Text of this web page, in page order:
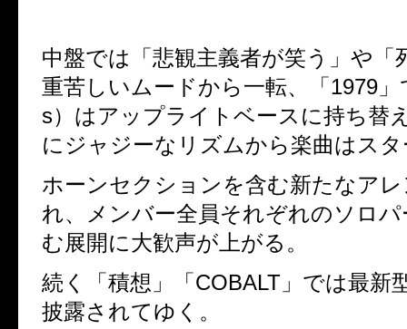
中盤では「悲観主義者が笑う」や「
重苦しいムードから一転、「 1979
s）はアップライトベースに持ち替
にジャジーなリズムから楽曲はス
ホーンセクションを含む新たなア
れ、メンバー全員それぞれのソロ
む展開に大歓声が上がる。
続く「積想」「 COBALT 」では最新
披露されてゆく。